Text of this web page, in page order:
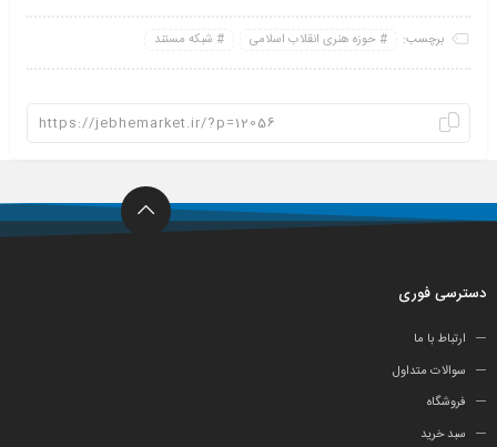
برچسب: حوزه هنری انقلاب اسلامی شبکه مستند
دسترسی فوری
ارتباط با ما
سوالات متداول
فروشگاه
سبد خرید